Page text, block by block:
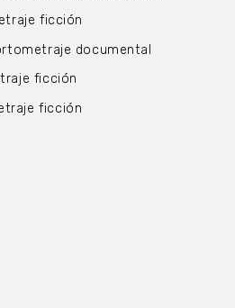
ficción
documental
ficción
ficción